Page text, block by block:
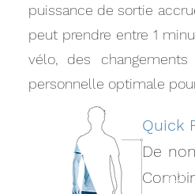
puissance de sortie
peut prendre entre 1
vélo, des
personnelle optimale
Quick
De